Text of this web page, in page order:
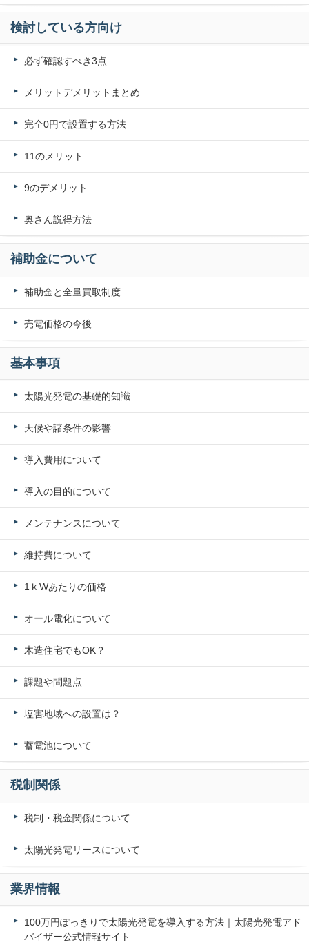
検討している方向け
必ず確認すべき3点
メリットデメリットまとめ
完全0円で設置する方法
11のメリット
9のデメリット
奥さん説得方法
補助金について
補助金と全量買取制度
売電価格の今後
基本事項
太陽光発電の基礎的知識
天候や諸条件の影響
導入費用について
導入の目的について
メンテナンスについて
維持費について
1ｋWあたりの価格
オール電化について
木造住宅でもOK？
課題や問題点
塩害地域への設置は？
蓄電池について
税制関係
税制・税金関係について
太陽光発電リースについて
業界情報
100万円ぽっきりで太陽光発電を導入する方法｜太陽光発電アド
バイザー公式情報サイト